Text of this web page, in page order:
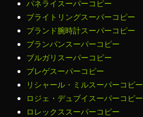
パネライスーパーコピー
ブライトリングスーパーコピー
ブランド腕時計スーパーコピー
ブランパンスーパーコピー
ブルガリスーパーコピー
ブレゲスーパーコピー
リシャール・ミルスーパーコピー
ロジェ・デュブイスーパーコピー
ロレックススーパーコピー